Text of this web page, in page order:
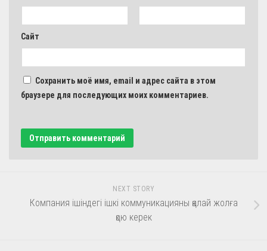
Сайт
Сохранить моё имя, email и адрес сайта в этом
браузере для последующих моих комментариев.
NEXT STORY
Компания ішіндегі ішкі коммуникацияны қалай жолға
қою керек